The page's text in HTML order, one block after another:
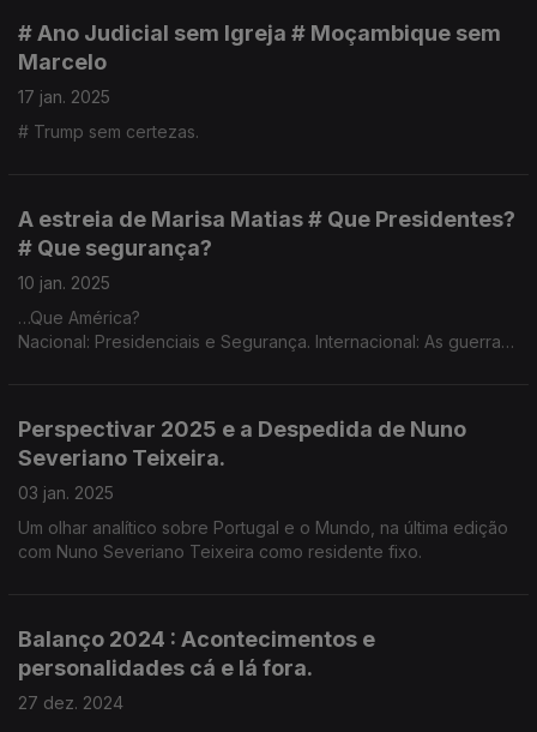
# Ano Judicial sem Igreja # Moçambique sem
Marcelo
17 jan. 2025
# Trump sem certezas.
A estreia de Marisa Matias # Que Presidentes?
# Que segurança?
10 jan. 2025
…Que América?
Nacional: Presidenciais e Segurança. Internacional: As guerras
Perspectivar 2025 e a Despedida de Nuno
Severiano Teixeira.
03 jan. 2025
Um olhar analítico sobre Portugal e o Mundo, na última edição
com Nuno Severiano Teixeira como residente fixo.
Balanço 2024 : Acontecimentos e
personalidades cá e lá fora.
27 dez. 2024